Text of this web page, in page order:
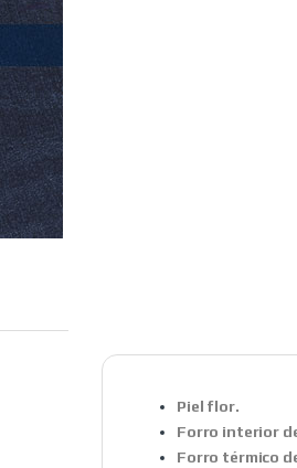
Piel flor.
Forro interior
Forro térmico